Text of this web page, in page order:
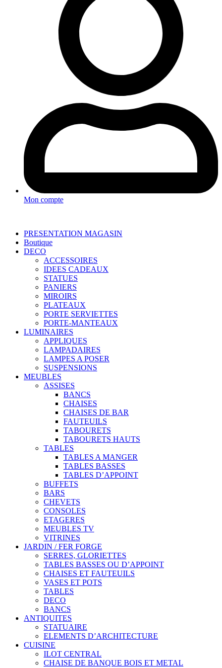
Mon compte
PRESENTATION MAGASIN
Boutique
DECO
ACCESSOIRES
IDEES CADEAUX
STATUES
PANIERS
MIROIRS
PLATEAUX
PORTE SERVIETTES
PORTE-MANTEAUX
LUMINAIRES
APPLIQUES
LAMPADAIRES
LAMPES A POSER
SUSPENSIONS
MEUBLES
ASSISES
BANCS
CHAISES
CHAISES DE BAR
FAUTEUILS
TABOURETS
TABOURETS HAUTS
TABLES
TABLES A MANGER
TABLES BASSES
TABLES D’APPOINT
BUFFETS
BARS
CHEVETS
CONSOLES
ETAGERES
MEUBLES TV
VITRINES
JARDIN / FER FORGE
SERRES, GLORIETTES
TABLES BASSES OU D’APPOINT
CHAISES ET FAUTEUILS
VASES ET POTS
TABLES
DECO
BANCS
ANTIQUITES
STATUAIRE
ELEMENTS D’ARCHITECTURE
CUISINE
ILOT CENTRAL
CHAISE DE BANQUE BOIS ET METAL